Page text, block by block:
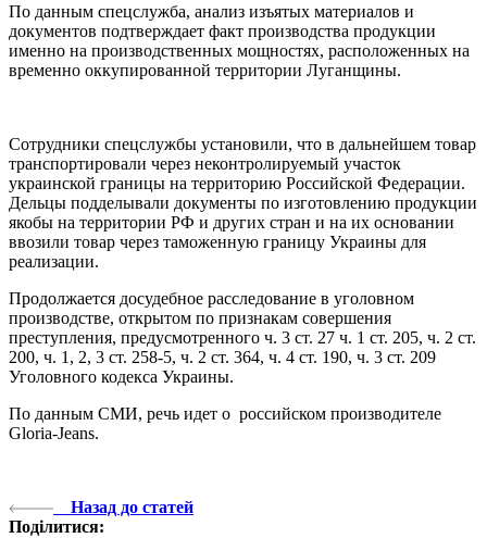
По данным спецслужба, анализ изъятых материалов и
документов подтверждает факт производства продукции
именно на производственных мощностях, расположенных на
временно оккупированной территории Луганщины.
Сотрудники спецслужбы установили, что в дальнейшем товар
транспортировали через неконтролируемый участок
украинской границы на территорию Российской Федерации.
Дельцы подделывали документы по изготовлению продукции
якобы на территории РФ и других стран и на их основании
ввозили товар через таможенную границу Украины для
реализации.
Продолжается досудебное расследование в уголовном
производстве, открытом по признакам совершения
преступления, предусмотренного ч. 3 ст. 27 ч. 1 ст. 205, ч. 2 ст.
200, ч. 1, 2, 3 ст. 258-5, ч. 2 ст. 364, ч. 4 ст. 190, ч. 3 ст. 209
Уголовного кодекса Украины.
По данным СМИ, речь идет о российском производителе
Gloria-Jeans.
Назад до статей
Поділитися: